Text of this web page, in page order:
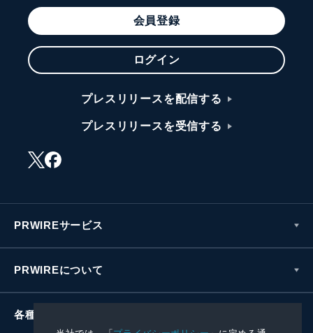
会員登録
ログイン
プレスリリースを配信する
プレスリリースを受信する
PRWIREサービス
PRWIREについて
各種お問い合わせ